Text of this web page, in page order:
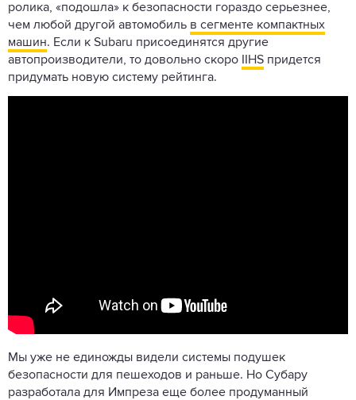
ролика, «подошла» к безопасности гораздо серьезнее,
чем любой другой автомобиль в сегменте компактных
машин. Если к Subaru присоединятся другие
автопроизводители, то довольно скоро
IIHS придется
придумать новую систему рейтинга.
Мы уже не единожды видели системы подушек
безопасности для пешеходов и раньше. Но Субару
разработала для Импреза еще более продуманный